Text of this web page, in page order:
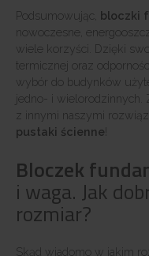
Podsumowując, bloczki
nowoczesne,
wiele korzyści. Dzięki
termicznej oraz
wybór do budynków
jedno- i wielorodzinnych.
z innymi naszymi
pustaki ścienne!
Bloczek
i waga. Jak
rozmiar?
Skąd wiadomo w jakim